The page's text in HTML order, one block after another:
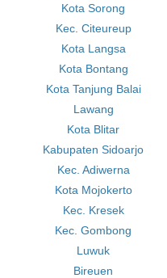
Kota Sorong
Kec. Citeureup
Kota Langsa
Kota Bontang
Kota Tanjung Balai
Lawang
Kota Blitar
Kabupaten Sidoarjo
Kec. Adiwerna
Kota Mojokerto
Kec. Kresek
Kec. Gombong
Luwuk
Bireuen